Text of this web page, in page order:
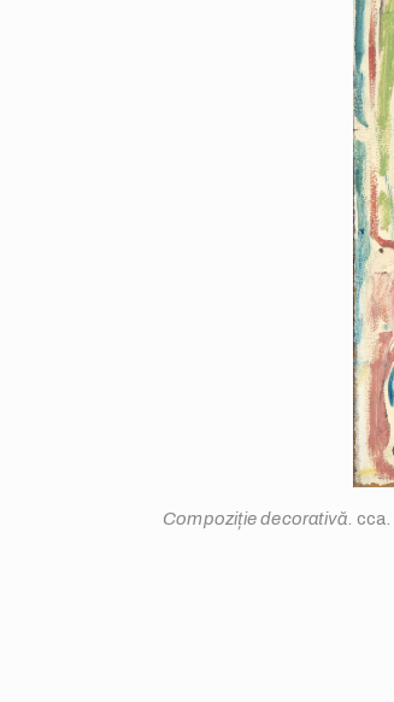
Compoziție decorativă.